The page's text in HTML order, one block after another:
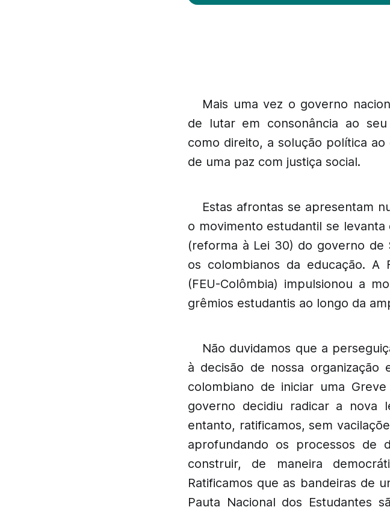
Mais uma vez o governo
de lutar em consonância ao
como direito, a solução política
de uma paz com justiça social.
Estas afrontas se apresentam
o movimento estudantil se
(reforma à Lei 30) do governo
os colombianos da educação. A
(FEU-Colômbia) impulsionou a
grêmios estudantis ao longo da
Não duvidamos que a
à decisão de nossa
colombiano de iniciar uma
governo decidiu radicar a nova
entanto, ratificamos, sem
aprofundando os processos de
construir, de maneira
Ratificamos que as bandeiras de
Pauta Nacional dos Estudantes